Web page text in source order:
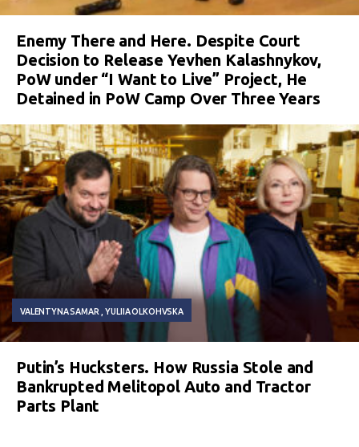
Enemy There and Here. Despite Court
Decision to Release Yevhen Kalashnykov,
PoW under “I Want to Live” Project, He
Detained in PoW Camp Over Three Years
VALENTYNA SAMAR YULIIA OLKOHVSKA
Putin’s Hucksters. How Russia Stole and
Bankrupted Melitopol Auto and Tractor
Parts Plant